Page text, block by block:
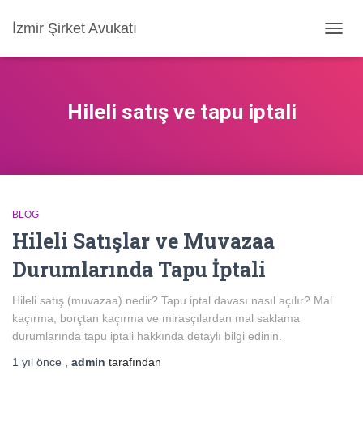
İzmir Şirket Avukatı
AÇ/
Hileli satış ve tapu iptali
BLOG
Hileli Satışlar ve Muvazaa
Durumlarında Tapu İptali
Hileli satış (muvazaa) nedir? Tapu iptal davası nasıl açılır? Mal
kaçırma, borçtan kaçırma ve mirasçılardan mal saklama
durumlarında tapu iptali hakkında detaylı bilgi edinin.
1 yıl önce admin tarafından